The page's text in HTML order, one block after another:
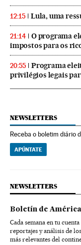
12:15 Lula, uma
21:14
O programa
impostos para os
20:55
Programa
privilégios legais
NEWSLETTERS
Receba o boletim diário
APÚNTATE
NEWSLETTERS
Boletín de América
Cada semana en tu
reportajes y análisis de
más relevantes del